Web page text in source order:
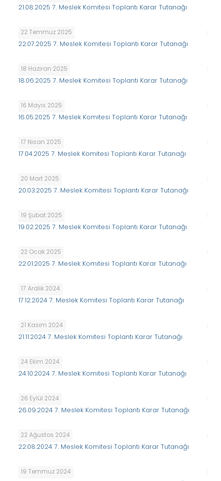
21.08.2025 7. Meslek Komitesi Toplantı Karar Tutanağı
22 Temmuz 2025
22.07.2025 7. Meslek Komitesi Toplantı Karar Tutanağı
18 Haziran 2025
18.06.2025 7. Meslek Komitesi Toplantı Karar Tutanağı
16 Mayıs 2025
16.05.2025 7. Meslek Komitesi Toplantı Karar Tutanağı
17 Nisan 2025
17.04.2025 7. Meslek Komitesi Toplantı Karar Tutanağı
20 Mart 2025
20.03.2025 7. Meslek Komitesi Toplantı Karar Tutanağı
19 Şubat 2025
19.02.2025 7. Meslek Komitesi Toplantı Karar Tutanağı
22 Ocak 2025
22.01.2025 7. Meslek Komitesi Toplantı Karar Tutanağı
17 Aralık 2024
17.12.2024 7. Meslek Komitesi Toplantı Karar Tutanağı
21 Kasım 2024
21.11.2024 7. Meslek Komitesi Toplantı Karar Tutanağı
24 Ekim 2024
24.10.2024 7. Meslek Komitesi Toplantı Karar Tutanağı
26 Eylül 2024
26.09.2024 7. Meslek Komitesi Toplantı Karar Tutanağı
22 Ağustos 2024
22.08.2024 7. Meslek Komitesi Toplantı Karar Tutanağı
19 Temmuz 2024